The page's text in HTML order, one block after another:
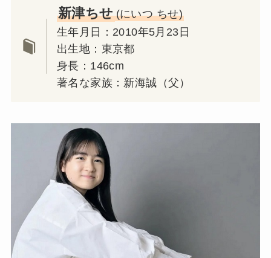
新津ちせ (にいつ ちせ)
生年月日：2010年5月23日
出生地：東京都
身長：146cm
著名な家族：新海誠（父）